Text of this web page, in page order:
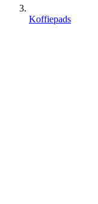
Koffiepads